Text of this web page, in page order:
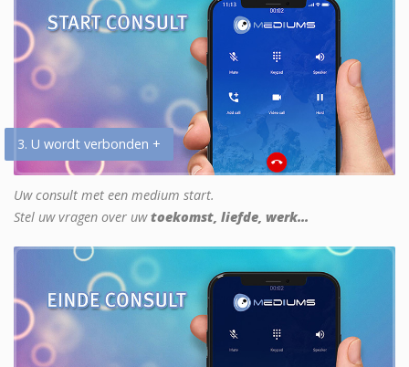
3. U wordt verbonden +
Uw consult met een medium start.
Stel uw vragen over uwtoekomst, liefde, werk...